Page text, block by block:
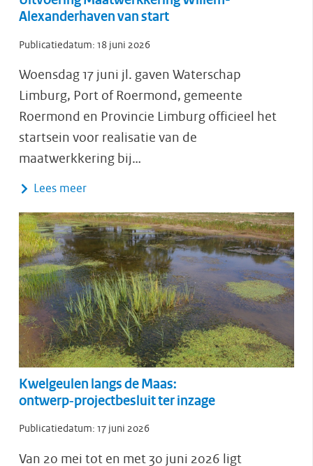
Alexanderhaven van start
Publicatiedatum: 18 juni 2026
Woensdag 17 juni jl. gaven Waterschap
Limburg, Port of Roermond, gemeente
Roermond en Provincie Limburg officieel het
startsein voor realisatie van de
maatwerkkering bij…
Lees meer
Kwelgeulen langs de Maas:
ontwerp‑projectbesluit ter inzage
Publicatiedatum: 17 juni 2026
Van 20 mei tot en met 30 juni 2026 ligt